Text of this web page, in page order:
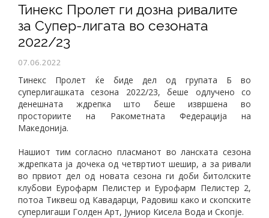
Тинекс Пролет ги дозна ривалите
за Супер-лигата во сезоната
2022/23
07.06.2022
Тинекс Пролет ќе биде дел од групата Б во
суперлигашката сезона 2022/23, беше одлучено со
денешната ждрепка што беше извршена во
просториите на Ракометната Федерација на
Македонија.
Нашиот тим согласно пласманот во ланската сезона
ждрепката ја дочека од четвртиот шешир, а за ривали
во првиот дел од новата сезона ги доби битолските
клубови Еурофарм Пелистер и Еурофарм Пелистер 2,
потоа Тиквеш од Кавадарци, Радовиш како и скопските
суперлигаши Голден Арт, Јуниор Кисела Вода и Скопје.